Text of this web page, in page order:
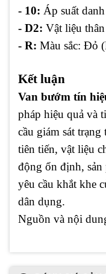
- 10: Áp suất
- D2: Vật liệu
- R: Màu sắc: Đỏ
Kết luận
Van bướm tín
pháp hiệu quả và
cầu giám sát
tiên tiến, vật liệu
động ổn định, sản
yêu cầu khắt khe
dân dụng.
Nguồn và nội